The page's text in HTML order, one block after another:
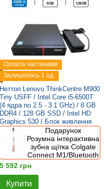
Оплата частинами
Залишилась 1 од.
Неттоп Lenovo ThinkCentre M900
Tiny USFF / Intel Core i5-6500T
(4 ядра по 2.5 - 3.1 GHz) / 8 GB
DDR4 / 128 GB SSD / Intel HD
Graphics 530 / Блок живлення
Подарунок
Розумна інтерактивна
зубна щітка Colgate
Connect M1/Bluetooth
5 592 грн
Купити